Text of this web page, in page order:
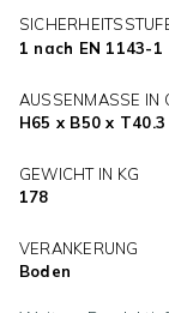
1 nach EN 1143-1
AUSSENMASSE IN CM
H65 x B50 x T40.3
GEWICHT IN KG
178
VERANKERUNG
Boden